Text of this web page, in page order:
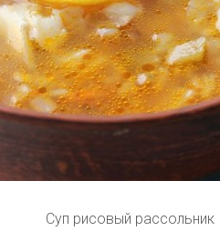
Суп рисовый рассольник